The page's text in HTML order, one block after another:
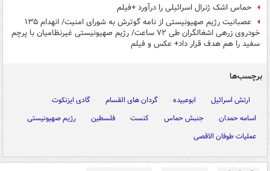
حماس اشک ژنرال اسرائیلی را درآورد +فیلم
عصبانیت رژیم صهیونیستی از نامه گوترش به شورای امنیت/ انهدام ۱۳۵
خودروی زرهی اشغالگران طی ۷۲ ساعت/ رژیم صهیونیستی غیرنظامیان با پرچم
سفید را هم هدف قرار داد+ عکس و فیلم
برچسب‌ها
ارتش اسرائیل ابوعبیده گردان های القسام
گادی ایزنکوت
اسامه حمدان
جنبش حماس کنست فلسطین
رژیم صهیونیستی
عملیات طوفان الاقصی